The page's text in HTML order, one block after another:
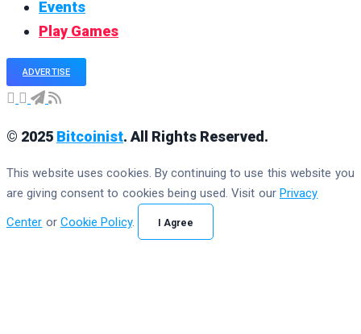
Events
Play Games
ADVERTISE
© 2025 Bitcoinist. All Rights Reserved.
This website uses cookies. By continuing to use this website you
are giving consent to cookies being used. Visit our Privacy
Center or Cookie Policy. I Agree